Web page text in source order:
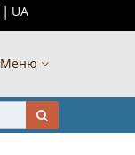
UA
Меню